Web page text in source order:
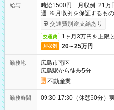
給与
時給1500円 月収例 21万
週 ※月収例を保証するも
ービス利用可（利用条件有）
交通費別途支給あり
交通費 1ヶ月3万円を上限
月収例 20～25万円
勤務地
広島市南区
広島駅から徒歩5分
不動産業
勤務時間 09:30-17:30（休憩60分）